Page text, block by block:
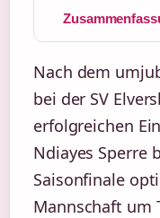
Nach dem
bei der SV
erfolgreichen
Ndiayes Sperre
Saisonfinale
Mannschaft um